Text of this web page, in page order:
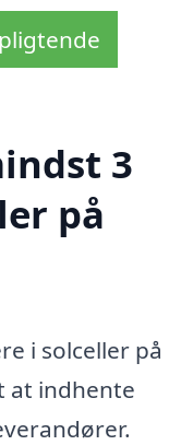
3
på
i solceller på
at indhente